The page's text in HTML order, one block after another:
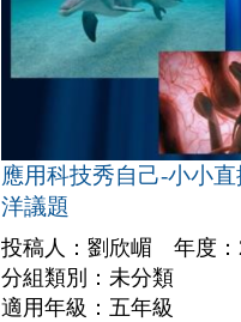
應用科技秀自己-小小
洋議題
投稿人：劉欣嵋 年度：
分組類別：未分類
適用年級：五年級